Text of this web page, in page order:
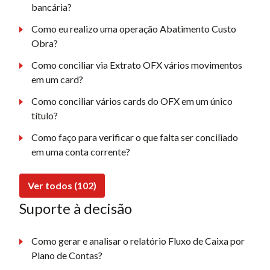
bancária?
Como eu realizo uma operação Abatimento Custo
Obra?
Como conciliar via Extrato OFX vários movimentos
em um card?
Como conciliar vários cards do OFX em um único
título?
Como faço para verificar o que falta ser conciliado
em uma conta corrente?
Ver todos (102)
Suporte à decisão
Como gerar e analisar o relatório Fluxo de Caixa por
Plano de Contas?